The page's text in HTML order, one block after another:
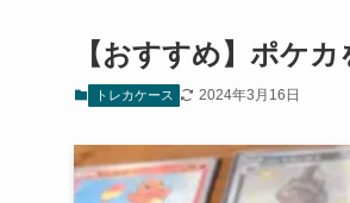
【おすすめ】ポケ
トレカケース 2024年3月16日